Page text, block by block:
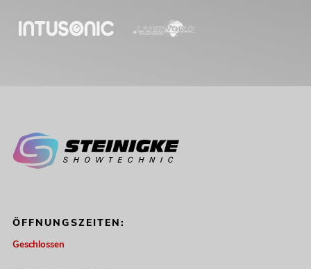
ÖFFNUNGSZEITEN:
Geschlossen